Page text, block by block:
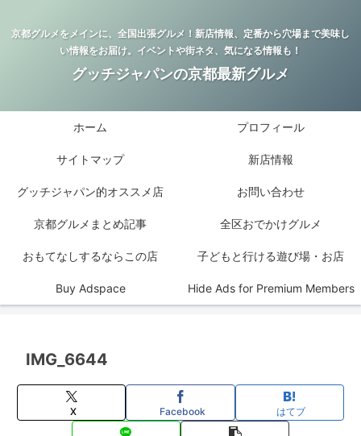
京都グルメをメインに、全国出張グルメ！新店情報、定番から穴場まで美味し
い情報をお届け。イベントや街ネタ、気になる情報も！
グッチジャパンの京都最新グルメ
ホーム プロフィール
サイトマップ 新店情報
グッチジャパン的オススメ店 お問い合わせ
京都グルメまとめ記事 全区おでかけグルメ
おもてなしするならこの店 子どもと行ける遊び場・お店
Buy Adspace Hide Ads for Premium Members
IMG_6644
X Facebook はてブ